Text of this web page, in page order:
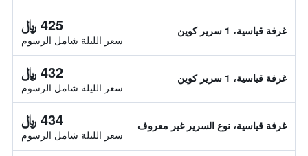
غرفة قياسية، 1 سرير كوين 425 ﷼
سعر الليلة شامل الرسوم
غرفة قياسية، 1 سرير كوين 432 ﷼
سعر الليلة شامل الرسوم
غرفة قياسية، نوع السرير غير معروف 434 ﷼
سعر الليلة شامل الرسوم